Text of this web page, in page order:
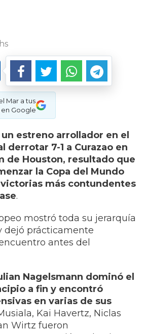
Mar a tus
Google
estreno arrollador en el
derrotar 7-1 a Curazao en
de Houston, resultado que
la Copa del Mundo
victorias más contundentes
.
mostró toda su jerarquía
dejó prácticamente
antes del
Nagelsmann dominó el
a fin y encontró
en varias de sus
Kai Havertz, Niclas
Wirtz fueron